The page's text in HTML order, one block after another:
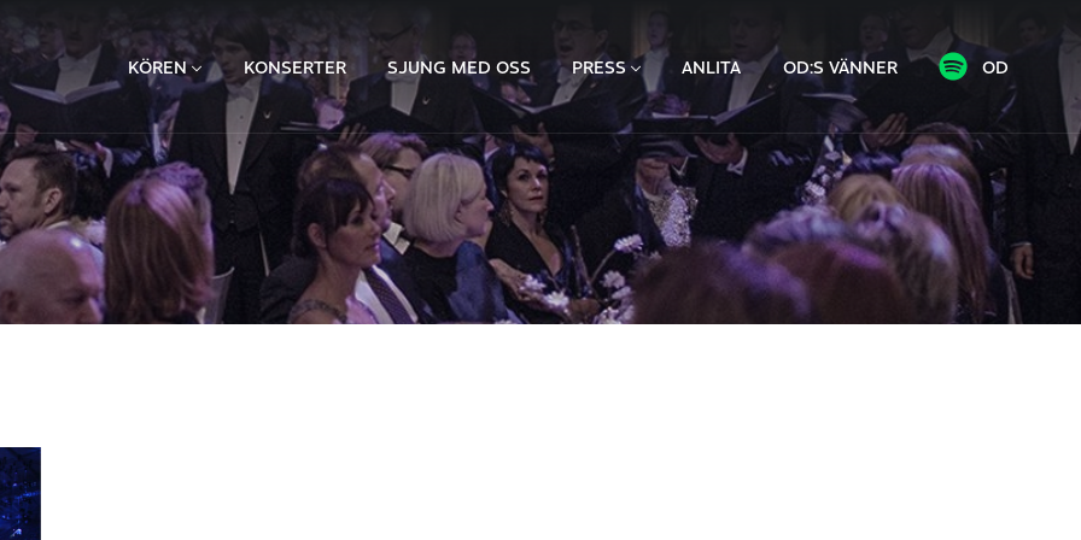
KÖREN KONSERTER SJUNG MED OSS PRESS ANLITA OD:S VÄNNER OD